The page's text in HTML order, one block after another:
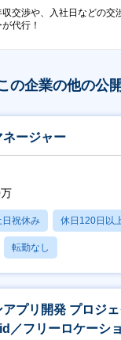
収交渉や、入社日などの交
が代行！
の企業の他の公
ネージャー
日祝休み 休日120日以
転勤なし
アプリ開発 プロジ
／フリーロケーショ